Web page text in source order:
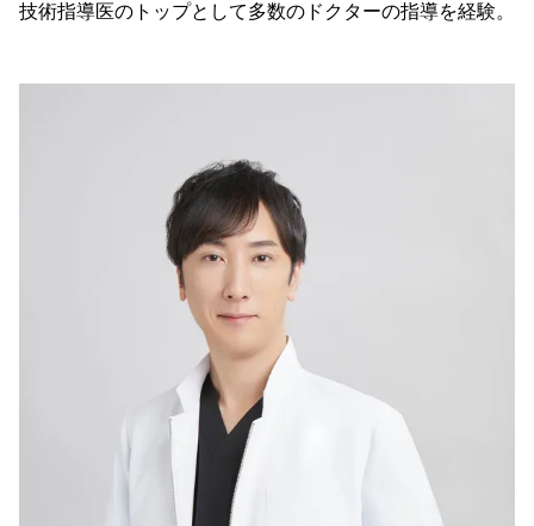
技術指導医のトップとして多数のドクターの指導を経験。